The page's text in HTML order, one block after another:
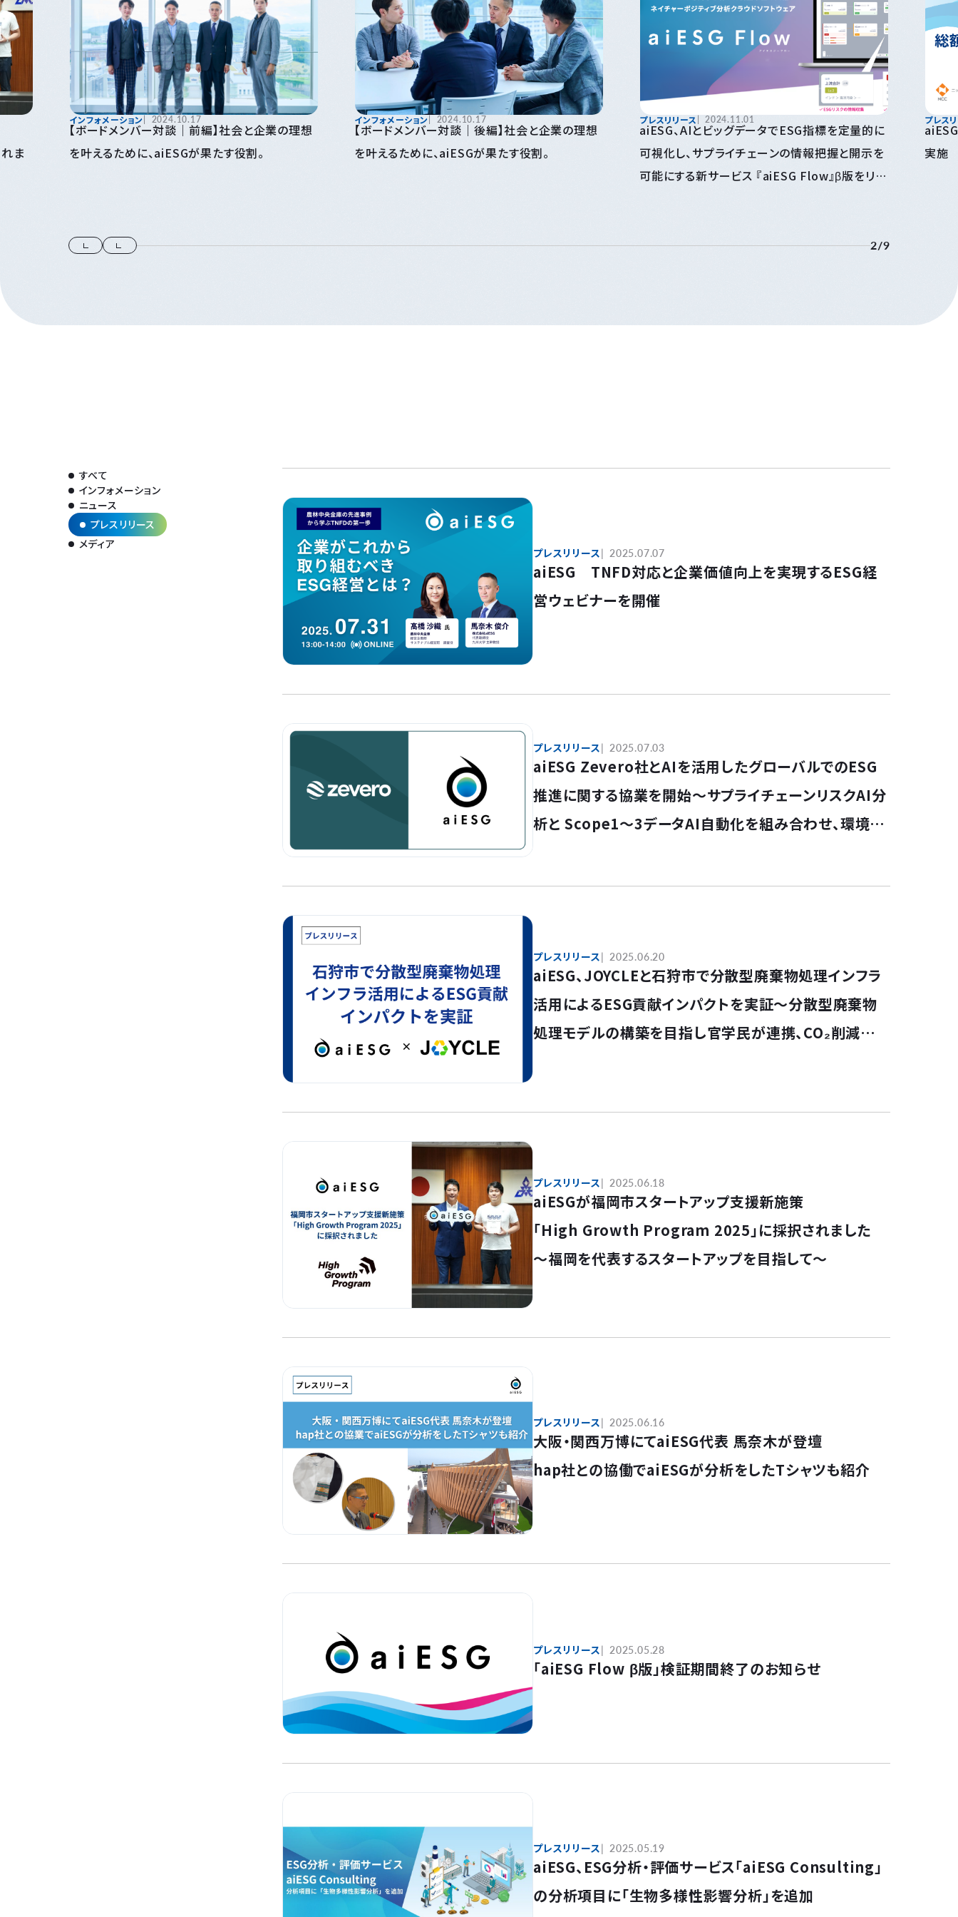
ま
インフォメーション 2024.10.17
【ボードメンバー対談｜前編】社会と企業の理想
を叶えるために、aiESGが果たす役割。
インフォメーション 2024.10.17
【ボードメンバー対談｜後編】社会と企業の理想
を叶えるために、aiESGが果たす役割。
プレスリリース 2024.11.01
aiESG、AIとビッグデータでESG指標を定量的に
可視化し、サプライチェーンの情報把握と開示を
可能にする新サービス 『aiESG Flow』β版をリリ
プレス
実施
2/9
すべて
インフォメーション
ニュース
プレスリリース
メディア
プレスリリース 2025.07.07
aiESG TNFD対応と企業価値向上を実現するESG経
営ウェビナーを開催
プレスリリース 2025.07.03
aiESG Zevero社とAIを活用したグローバルでのESG
推進に関する協業を開始～サプライチェーンリスクAI分
析と Scope1～3データAI自動化を組み合わせ、環境・
社会・ガバナンスを包括するトータルソリューションを提
供へ～
プレスリリース 2025.06.20
aiESG、JOYCLEと石狩市で分散型廃棄物処理インフラ
活用によるESG貢献インパクトを実証～分散型廃棄物
処理モデルの構築を目指し官学民が連携、CO₂削減量
プレスリリース 2025.06.18
aiESGが福岡市スタートアップ支援新施策
「High Growth Program 2025」に採択されました
～福岡を代表するスタートアップを目指して～
プレスリリース 2025.06.16
大阪・関西万博にてaiESG代表 馬奈木が登壇
hap社との協働でaiESGが分析をしたTシャツも紹介
プレスリリース 2025.05.28
「aiESG Flow β版」検証期間終了のお知らせ
プレスリリース 2025.05.19
aiESG、ESG分析・評価サービス「aiESG Consulting」
の分析項目に「生物多様性影響分析」を追加